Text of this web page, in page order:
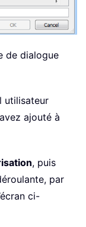
de dialogue
utilisateur
ajouté à
, puis
par
ci-